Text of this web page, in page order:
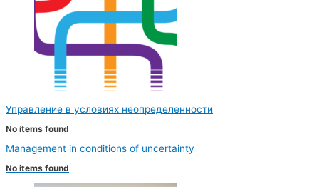
Управление в условиях неопределенности
No items found
Management in conditions of uncertainty
No items found